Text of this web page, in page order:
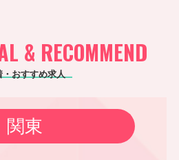
& RECOMMEND
・おすすめ求人
関東